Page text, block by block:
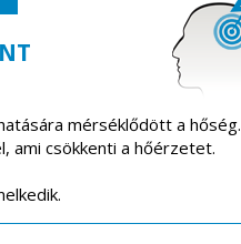
mérséklődött a hőség.
ami csökkenti a hőérzetet.